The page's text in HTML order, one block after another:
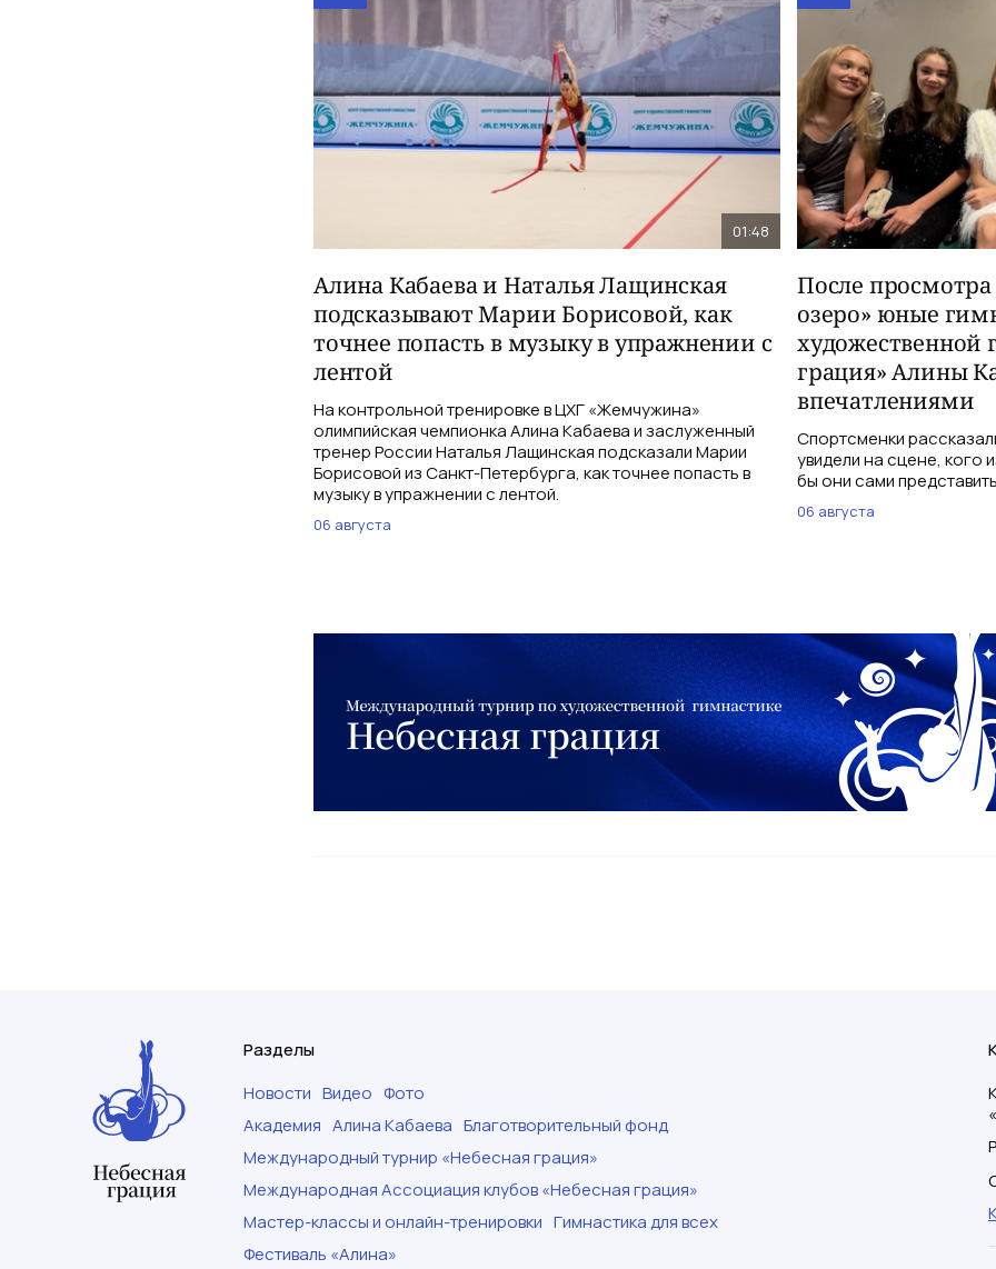
01:48
Алина Кабаева и Наталья Лащинская
подсказывают Марии Борисовой, как
точнее попасть в музыку в упражнении с
лентой
На контрольной тренировке в ЦХГ «Жемчужина»
олимпийская чемпионка Алина Кабаева и заслуженный
тренер России Наталья Лащинская подсказали Марии
Борисовой из Санкт-Петербурга, как точнее попасть в
музыку в упражнении с лентой.
06 августа
После просмотра
озеро» юные
художественной
грация» Алины
впечатлениями
Спортсменки
увидели на сцене, кого
бы они сами
06 августа
Разделы
Новости Видео Фото
Академия Алина Кабаева Благотворительный фонд
Международный турнир «Небесная грация»
Международная Ассоциация клубов «Небесная грация»
Мастер-классы и онлайн-тренировки Гимнастика для всех
Фестиваль «Алина»